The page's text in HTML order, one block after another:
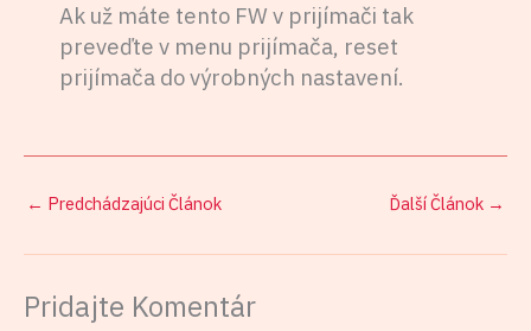
Ak už máte tento FW v prijímači tak
preveďte v menu prijímača, reset
prijímača do výrobných nastavení.
← Predchádzajúci Článok Ďalší Článok →
Pridajte Komentár